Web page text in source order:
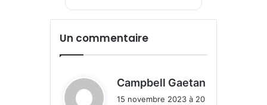
Un commentaire
Campbell Gaetan
15 novembre 2023 à 20